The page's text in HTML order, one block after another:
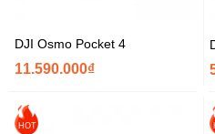
DJI Osmo Pocket 4
11.590.000₫
HOT